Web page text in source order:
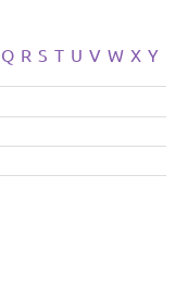
Q R S T U V W X Y